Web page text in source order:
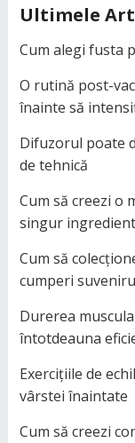
Ultimele
Cum alegi fusta
O rutină post-
înainte să
Difuzorul poate
de tehnică
Cum să creezi o
singur ingredient
Cum să
cumperi
Durerea
întotdeauna
Exercițiile de
vârstei înaintate
Cum să creezi